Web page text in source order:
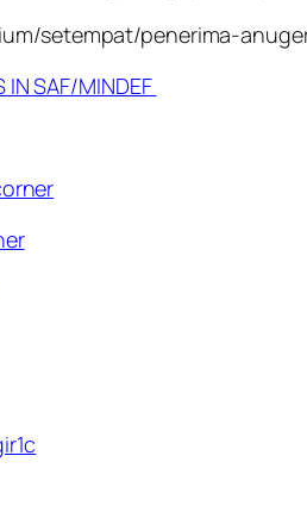
setempat/penerima-
IN SAF/MINDEF